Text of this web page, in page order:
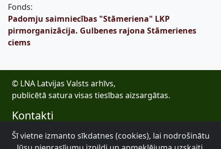
Fonds:
Padomju saimniecības "Stāmeriena" LKP
pirmorganizācija. Gulbenes rajona Stāmerienes
ciems
© LNA Latvijas Valsts arhīvs,
publicētā satura visas tiesības aizsargātas.
Kontakti
E-pasts: lva@arhivi.gov.lv
Tālrunis: +371 20027447
Šī vietne izmanto sīkdatnes (cookies), lai nodrošinātu